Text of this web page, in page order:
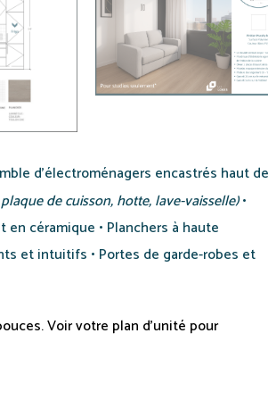
d’électroménagers encastrés haut de
de cuisson, hotte, lave-vaisselle)•
céramique • Planchers à haute
et intuitifs • Portes de garde-robes et
Voir votre plan d’unité pour